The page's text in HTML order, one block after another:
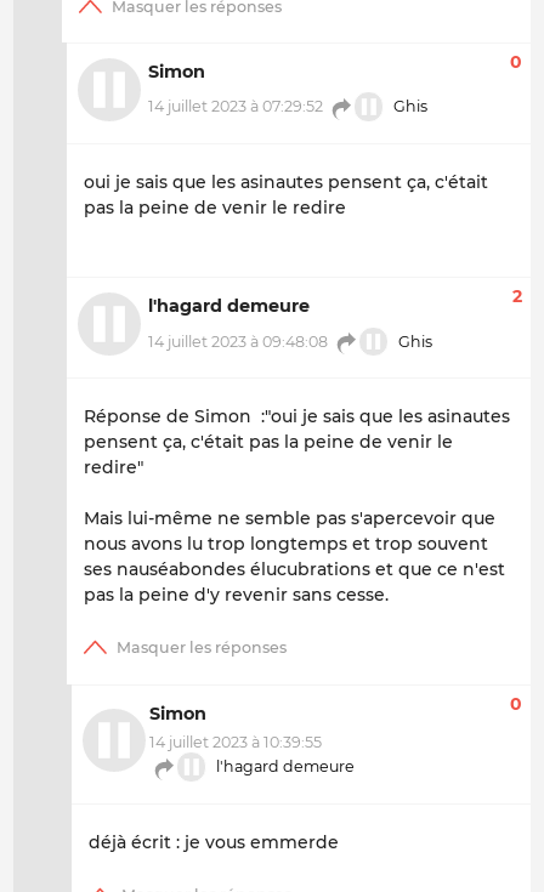
Simon
14 juillet 2023 à 07:29:52 Ghis
0
oui je sais que les asinautes pensent ça, c'était
pas la peine de venir le redire
l'hagard demeure
14 juillet 2023 à 09:48:08 Ghis
2
Réponse de Simon :"oui je sais que les asinautes
pensent ça, c'était pas la peine de venir le
redire"
Mais lui-même ne semble pas s'apercevoir que
nous avons lu trop longtemps et trop souvent
ses nauséabondes élucubrations et que ce n'est
pas la peine d'y revenir sans cesse.
Simon
14 juillet 2023 à 10:39:55
l'hagard demeure
0
déjà écrit : je vous emmerde